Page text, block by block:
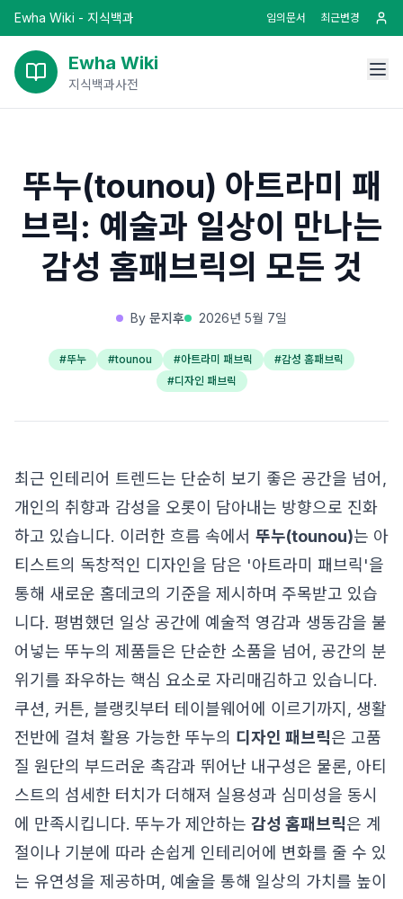
Ewha Wiki - 지식백과 임의문서 최근변경
Ewha Wiki
지식백과사전
뚜누(tounou) 아트라미 패
브릭: 예술과 일상이 만나는
감성 홈패브릭의 모든 것
By 문지후 2026년 5월 7일
#뚜누 #tounou #아트라미 패브릭 #감성 홈패브릭
#디자인 패브릭
최근 인테리어 트렌드는 단순히 보기 좋은 공간을 넘어,
개인의 취향과 감성을 오롯이 담아내는 방향으로 진화
하고 있습니다. 이러한 흐름 속에서 뚜누(tounou)는 아
티스트의 독창적인 디자인을 담은 '아트라미 패브릭'을
통해 새로운 홈데코의 기준을 제시하며 주목받고 있습
니다. 평범했던 일상 공간에 예술적 영감과 생동감을 불
어넣는 뚜누의 제품들은 단순한 소품을 넘어, 공간의 분
위기를 좌우하는 핵심 요소로 자리매김하고 있습니다.
쿠션, 커튼, 블랭킷부터 테이블웨어에 이르기까지, 생활
전반에 걸쳐 활용 가능한 뚜누의 디자인 패브릭은 고품
질 원단의 부드러운 촉감과 뛰어난 내구성은 물론, 아티
스트의 섬세한 터치가 더해져 실용성과 심미성을 동시
에 만족시킵니다. 뚜누가 제안하는 감성 홈패브릭은 계
절이나 기분에 따라 손쉽게 인테리어에 변화를 줄 수 있
는 유연성을 제공하며, 예술을 통해 일상의 가치를 높이